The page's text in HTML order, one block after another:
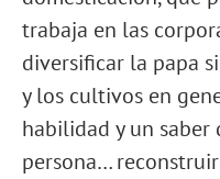
trabaja en las
diversificar la papa
y los cultivos en
habilidad y un
persona…